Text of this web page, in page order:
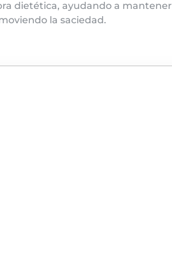
dietética, ayudando a
la saciedad.